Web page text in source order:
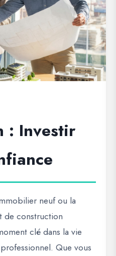
: Investir
neuf ou la
de construction
clé dans la vie
Que vous